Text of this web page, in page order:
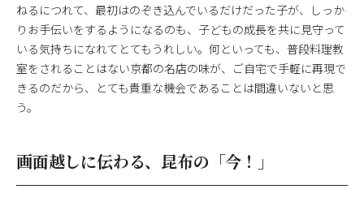
ねるにつれて、最初はのぞき込んでいるだけだった子が、しっか
りお手伝いをするようになるのも、子どもの成長を共に見守って
いる気持ちになれてとてもうれしい。何といっても、普段料理教
室をされることはない京都の名店の味が、ご自宅で手軽に再現で
きるのだから、とても貴重な機会であることは間違いないと思
う。
画面越しに伝わる、昆布の「今！」